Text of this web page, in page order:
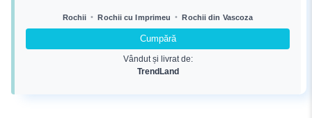
a
fost:
160,00 lei.
este:
79,90 lei.
Rochii • Rochii cu Imprimeu • Rochii din Vascoza
Cumpără
Vândut și livrat de:
TrendLand